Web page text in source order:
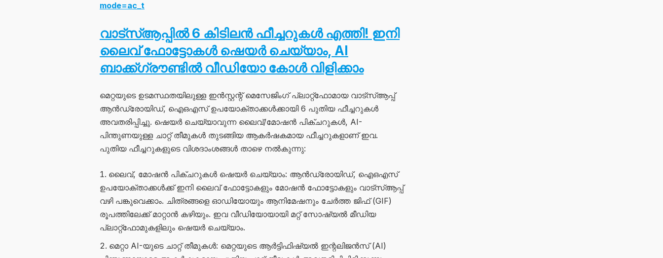
mode=ac_t
വാട്സ്ആപ്പിൽ 6 കിടിലൻ ഫീച്ചറുകൾ എത്തി! ഇനി
ലൈവ് ഫോട്ടോകൾ ഷെയർ ചെയ്യാം, AI
ബാക്ക്ഗ്രൗണ്ടിൽ വീഡിയോ കോൾ വിളിക്കാം
മെറ്റയുടെ ഉടമസ്ഥതയിലുള്ള ഇൻസ്റ്റന്റ് മെസേജിംഗ് പ്ലാറ്റ്‌ഫോമായ വാട്‌സ്ആപ്പ്
ആൻഡ്രോയിഡ്, ഐഒഎസ് ഉപയോക്താക്കൾക്കായി 6 പുതിയ ഫീച്ചറുകൾ
അവതരിപ്പിച്ചു. ഷെയർ ചെയ്യാവുന്ന ലൈവ്/മോഷൻ പിക്‌ചറുകൾ, AI-
പിന്തുണയുള്ള ചാറ്റ് തീമുകൾ തുടങ്ങിയ ആകർഷകമായ ഫീച്ചറുകളാണ് ഇവ.
പുതിയ ഫീച്ചറുകളുടെ വിശദാംശങ്ങൾ താഴെ നൽകുന്നു:
ലൈവ്, മോഷൻ പിക്‌ചറുകൾ ഷെയർ ചെയ്യാം: ആൻഡ്രോയിഡ്, ഐഒഎസ്
ഉപയോക്താക്കൾക്ക് ഇനി ലൈവ് ഫോട്ടോകളും മോഷൻ ഫോട്ടോകളും വാട്‌സ്ആപ്പ്
വഴി പങ്കുവെക്കാം. ചിത്രങ്ങളെ ഓഡിയോയും ആനിമേഷനും ചേർത്ത ജിഫ് (GIF)
രൂപത്തിലേക്ക് മാറ്റാൻ കഴിയും. ഇവ വീഡിയോയായി മറ്റ് സോഷ്യൽ മീഡിയ
പ്ലാറ്റ്‌ഫോമുകളിലും ഷെയർ ചെയ്യാം.
മെറ്റാ AI-യുടെ ചാറ്റ് തീമുകൾ: മെറ്റയുടെ ആർട്ടിഫിഷ്യൽ ഇന്റലിജൻസ് (AI)